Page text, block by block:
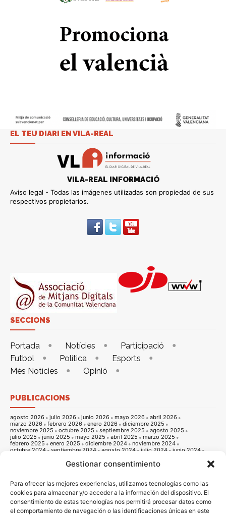
Gestionar consentimiento
Para ofrecer las mejores experiencias, utilizamos tecnologías como las
cookies para almacenar y/o acceder a la información del dispositivo. El
consentimiento de estas tecnologías nos permitirá procesar datos como
el comportamiento de navegación o las identificaciones únicas en este
EL TEU DIARI EN VILA-REAL
VILA-REAL INFORMACIÓ
Aviso legal - Todas las imágenes utilizadas son propiedad de sus
respectivos propietarios.
SECCIONS
Portada Notícies
Participació
Futbol
Política
Esports
Més Notícies
Opinió
PUBLICACIONS
agosto 2026 julio 2026 junio 2026 mayo 2026
abril 2026
marzo 2026
febrero 2026 enero 2026
diciembre 2025
noviembre 2025
octubre 2025 septiembre 2025
agosto 2025
julio 2025
junio 2025 mayo 2025 abril 2025
marzo 2025
febrero 2025
enero 2025 diciembre 2024
noviembre 2024
octubre 2024
septiembre 2024 agosto 2024 julio 2024
junio 2024
noviembre 2023 octubre 2023
septiembre 2023
noviembre 2022
octubre 2022 septiembre 2022
agosto 2022
julio 2022
junio 2022 mayo 2022 abril 2022
marzo 2022
febrero 2022
enero 2022 diciembre 2021
noviembre 2021
octubre 2021
septiembre 2021 agosto 2021 julio 2021
junio 2021
mayo 2021
abril 2021 marzo 2021 febrero 2021
enero 2021